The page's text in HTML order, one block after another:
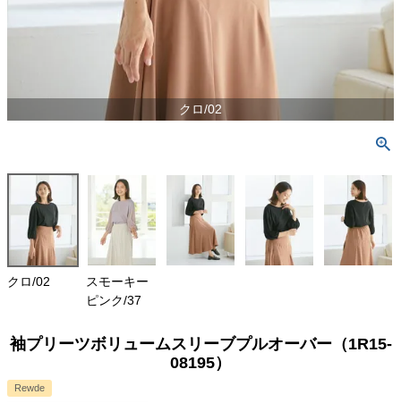
クロ/02
クロ/02
スモーキー
ピンク/37
袖プリーツボリュームスリーブプルオーバー（1R15-
08195）
Rewde